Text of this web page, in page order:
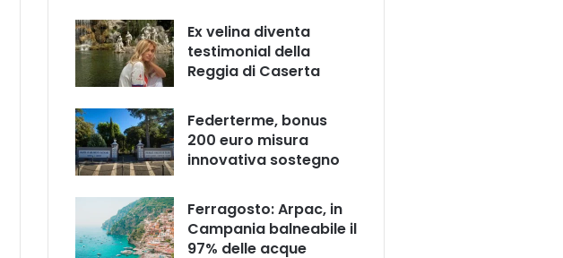
Ex velina diventa
testimonial della
Reggia di Caserta
Federterme, bonus
200 euro misura
innovativa sostegno
Ferragosto: Arpac, in
Campania balneabile il
97% delle acque